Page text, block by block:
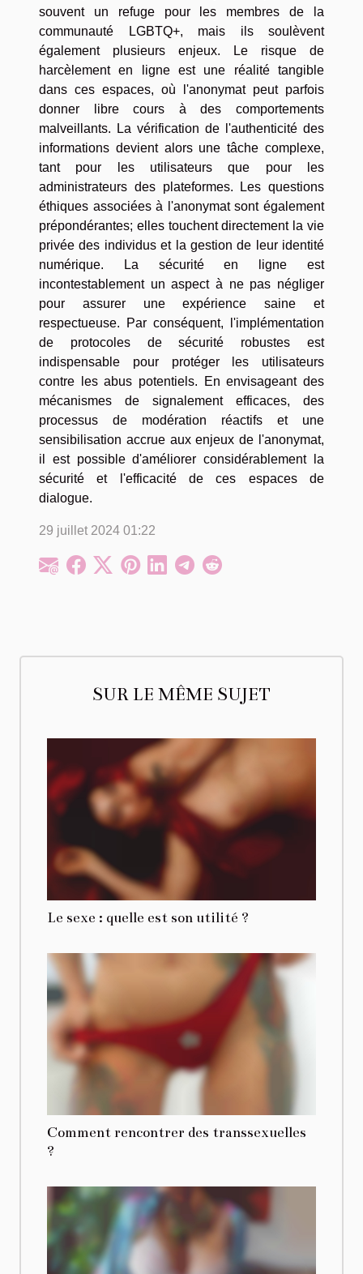
souvent un refuge pour les membres de la
communauté LGBTQ+, mais ils soulèvent
également plusieurs enjeux. Le risque de
harcèlement en ligne est une réalité tangible
dans ces espaces, où l'anonymat peut parfois
donner libre cours à des comportements
malveillants. La vérification de l'authenticité des
informations devient alors une tâche complexe,
tant pour les utilisateurs que pour les
administrateurs des plateformes. Les questions
éthiques associées à l'anonymat sont également
prépondérantes; elles touchent directement la vie
privée des individus et la gestion de leur identité
numérique. La sécurité en ligne est
incontestablement un aspect à ne pas négliger
pour assurer une expérience saine et
respectueuse. Par conséquent, l'implémentation
de protocoles de sécurité robustes est
indispensable pour protéger les utilisateurs
contre les abus potentiels. En envisageant des
mécanismes de signalement efficaces, des
processus de modération réactifs et une
sensibilisation accrue aux enjeux de l'anonymat,
il est possible d'améliorer considérablement la
sécurité et l'efficacité de ces espaces de
dialogue.
29 juillet 2024 01:22
SUR LE MÊME SUJET
Le sexe : quelle est son utilité ?
Comment rencontrer des transsexuelles
?